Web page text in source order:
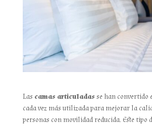
Las camas articuladas se han convertido
cada vez más utilizada para mejorar la
personas con movilidad reducida. Este tipo